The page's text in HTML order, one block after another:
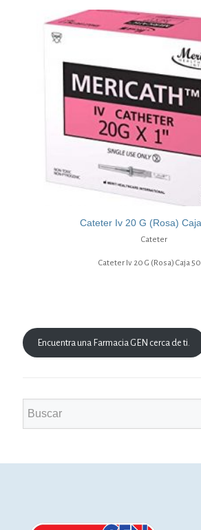
Cateter Iv 20 G (Rosa)
Cateter
Cateter Iv 20 G (Rosa) Caja
Encuentra una Farmacia GEN cerca de ti.